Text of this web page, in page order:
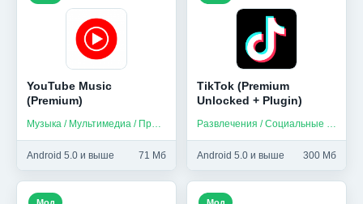
YouTube Music
(Premium)
Музыка / Мультимедиа / Приложения на русском
Android 5.0 и выше 71 Мб
TikTok (Premium
Unlocked + Plugin)
Развлечения / Социальные / Приложения на русском
Android 5.0 и выше 300 Мб
Мод Мод